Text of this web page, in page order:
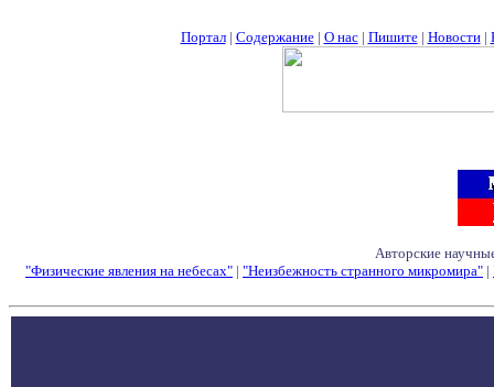
Портал| Содержание| О нас| Пишите| Новости|
Авторские
"Физические явления на небесах" | "Неизбежность странного микромира" |